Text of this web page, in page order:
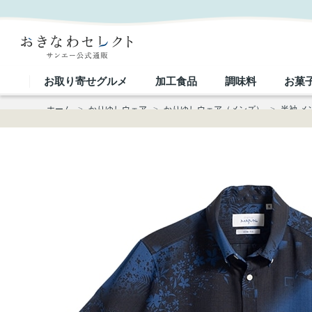
お取り寄せグルメ 加工食品 調味料 お菓
ホーム > かりゆしウェア > かりゆしウェア（メンズ） > 半袖 メ